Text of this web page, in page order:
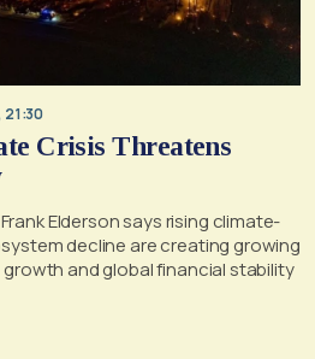
21:30
Crisis Threatens
Elderson says rising climate-
decline are creating growing
and global financial stability